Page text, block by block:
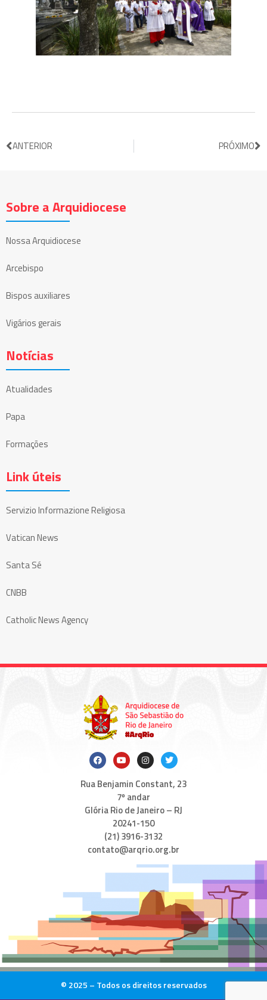
ANTERIOR PRÓXIMO
Sobre a Arquidiocese
Nossa Arquidiocese
Arcebispo
Bispos auxiliares
Vigários gerais
Notícias
Atualidades
Papa
Formações
Link úteis
Servizio Informazione Religiosa
Vatican News
Santa Sé
CNBB
Catholic News Agency
Rua Benjamin Constant, 23
7º andar
Glória Rio de Janeiro – RJ
20241-150
(21) 3916-3132
contato@arqrio.org.br
© 2025 – Todos os direitos reservados